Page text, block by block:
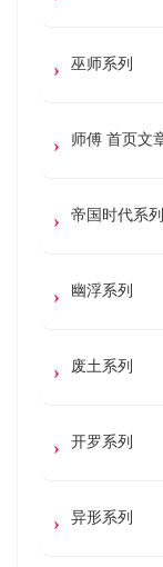
巫师系列
师傅 首页文
帝国时代系列
幽浮系列
废土系列
开罗系列
异形系列